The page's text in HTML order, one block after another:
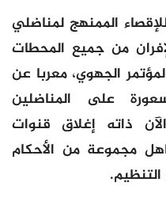
الممنهج لمناضلي
من جميع المحطات
الجهوي، معربا عن
على المناضلين
ذاته إغلاق قنوات
مجموعة من الأحكام